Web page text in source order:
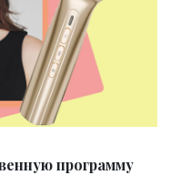
программу